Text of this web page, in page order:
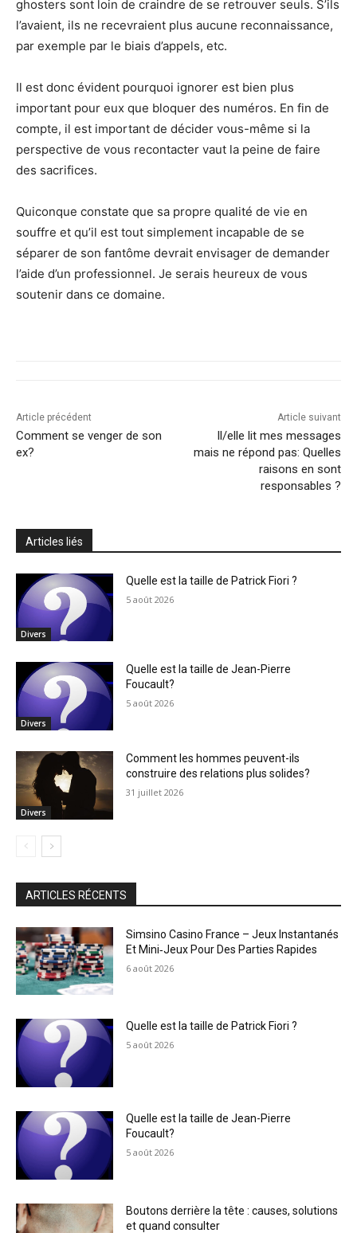
ghosters sont loin de craindre de se retrouver seuls. S’ils
l’avaient, ils ne recevraient plus aucune reconnaissance,
par exemple par le biais d’appels, etc.
Il est donc évident pourquoi ignorer est bien plus
important pour eux que bloquer des numéros. En fin de
compte, il est important de décider vous-même si la
perspective de vous recontacter vaut la peine de faire
des sacrifices.
Quiconque constate que sa propre qualité de vie en
souffre et qu’il est tout simplement incapable de se
séparer de son fantôme devrait envisager de demander
l’aide d’un professionnel. Je serais heureux de vous
soutenir dans ce domaine.
Article précédent
Comment se venger de son
ex?
Article suivant
Il/elle lit mes messages
mais ne répond pas: Quelles
raisons en sont
responsables ?
Articles liés
Divers
Quelle est la taille de Patrick Fiori ?
5 août 2026
Divers
Quelle est la taille de Jean-Pierre
Foucault?
5 août 2026
Divers
Comment les hommes peuvent-ils
construire des relations plus solides?
31 juillet 2026
ARTICLES RÉCENTS
Simsino Casino France – Jeux Instantanés
Et Mini‑Jeux Pour Des Parties Rapides
6 août 2026
Quelle est la taille de Patrick Fiori ?
5 août 2026
Quelle est la taille de Jean-Pierre
Foucault?
5 août 2026
Boutons derrière la tête : causes, solutions
et quand consulter